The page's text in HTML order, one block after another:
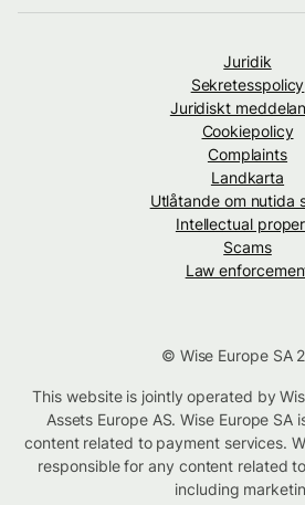
Juridik
Sekretesspolicy
Juridiskt
Cookiepolicy
Complaints
Landkarta
Utlåtande om nutida
Intellectual
Scams
Law
© Wise Europe SA
This website is jointly operated by
Assets Europe AS. Wise Europe SA
content related to payment services.
responsible for any content related
including